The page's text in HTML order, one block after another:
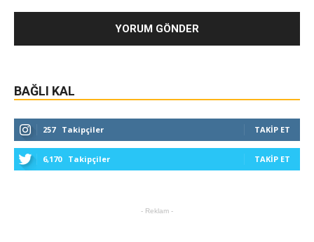
BAĞLI KAL
257 Takipçiler TAKIP ET
6,170 Takipçiler TAKIP ET
- Reklam -